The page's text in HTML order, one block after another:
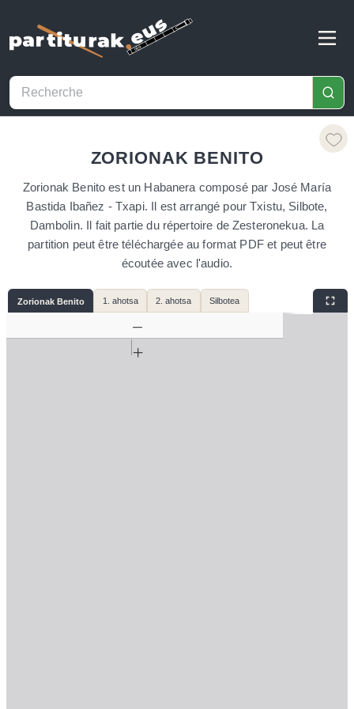
ZORIONAK BENITO
Zorionak Benito est un Habanera composé par José María
Bastida Ibañez - Txapi. Il est arrangé pour Txistu, Silbote,
Dambolin. Il fait partie du répertoire de Zesteronekua. La
partition peut être téléchargée au format PDF et peut être
écoutée avec l'audio.
Zorionak Benito 1. ahotsa 2. ahotsa Silbotea